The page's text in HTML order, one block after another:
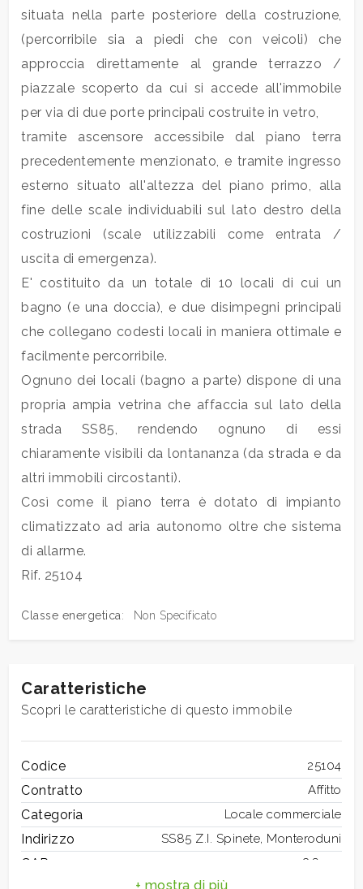
situata nella parte posteriore della costruzione,
(percorribile sia a piedi che con veicoli) che
approccia direttamente al grande terrazzo /
piazzale scoperto da cui si accede all'immobile
per via di due porte principali costruite in vetro,
tramite ascensore accessibile dal piano terra
precedentemente menzionato, e tramite ingresso
esterno situato all'altezza del piano primo, alla
fine delle scale individuabili sul lato destro della
costruzioni (scale utilizzabili come entrata /
uscita di emergenza).
E' costituito da un totale di 10 locali di cui un
bagno (e una doccia), e due disimpegni principali
che collegano codesti locali in maniera ottimale e
facilmente percorribile.
Ognuno dei locali (bagno a parte) dispone di una
propria ampia vetrina che affaccia sul lato della
strada SS85, rendendo ognuno di essi
chiaramente visibili da lontananza (da strada e da
altri immobili circostanti).
Così come il piano terra è dotato di impianto
climatizzato ad aria autonomo oltre che sistema
di allarme.
Rif. 25104
Classe energetica: Non Specificato
Caratteristiche
Scopri le caratteristiche di questo immobile
Codice 25104
Contratto Affitto
Categoria Locale commerciale
Indirizzo SS85 Z.I. Spinete, Monteroduni
CAP 86075
Qualsiasi
1
2
3
4
5
5+
Bagni
minimi
Qualsiasi
1
2
3
4
5+
Camere
minime
Qualsiasi